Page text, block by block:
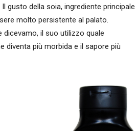
gusto della soia, ingrediente principale
molto persistente al palato.
dicevamo, il suo utilizzo quale
diventa più morbida e il sapore più